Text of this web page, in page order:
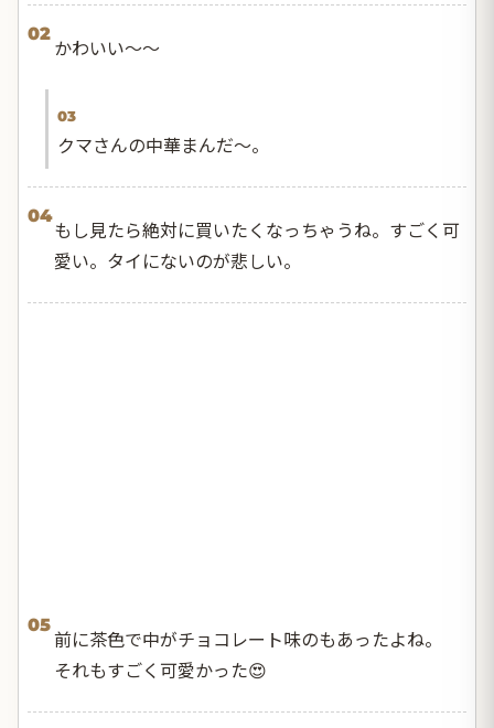
02
かわいい〜〜
03
クマさんの中華まんだ〜。
04
もし見たら絶対に買いたくなっちゃうね。すごく可
愛い。タイにないのが悲しい。
05
前に茶色で中がチョコレート味のもあったよね。
それもすごく可愛かった😍